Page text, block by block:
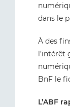
dans le
À des
l’intérêt
BnF le
L’ABF